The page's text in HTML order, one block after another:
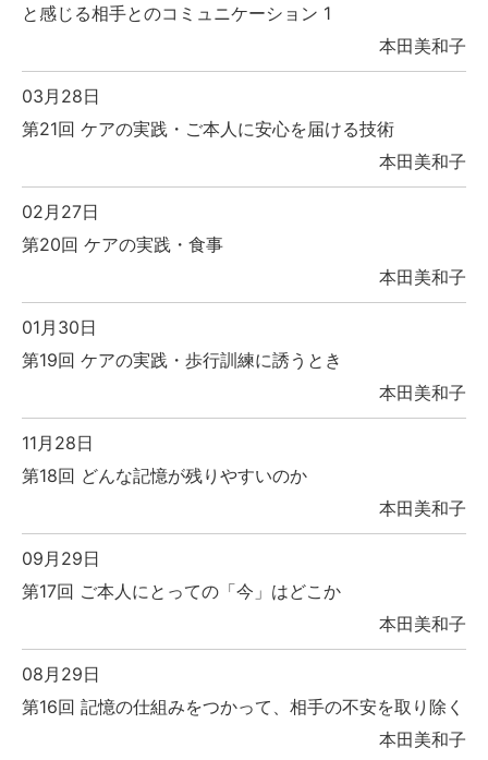
と感じる相手とのコミュニケーション 1
本田美和子
03月28日
第21回 ケアの実践・ご本人に安心を届ける技術
本田美和子
02月27日
第20回 ケアの実践・食事
本田美和子
01月30日
第19回 ケアの実践・歩行訓練に誘うとき
本田美和子
11月28日
第18回 どんな記憶が残りやすいのか
本田美和子
09月29日
第17回 ご本人にとっての「今」はどこか
本田美和子
08月29日
第16回 記憶の仕組みをつかって、相手の不安を取り除く
本田美和子